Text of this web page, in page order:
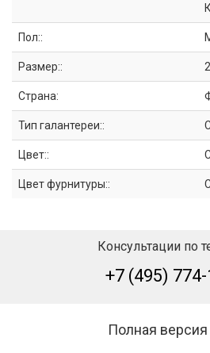
Пол::
Размер::
Страна:
Тип галантереи::
Цвет::
Цвет фурнитуры::
Консультации по
+7 (495)
Полная версия